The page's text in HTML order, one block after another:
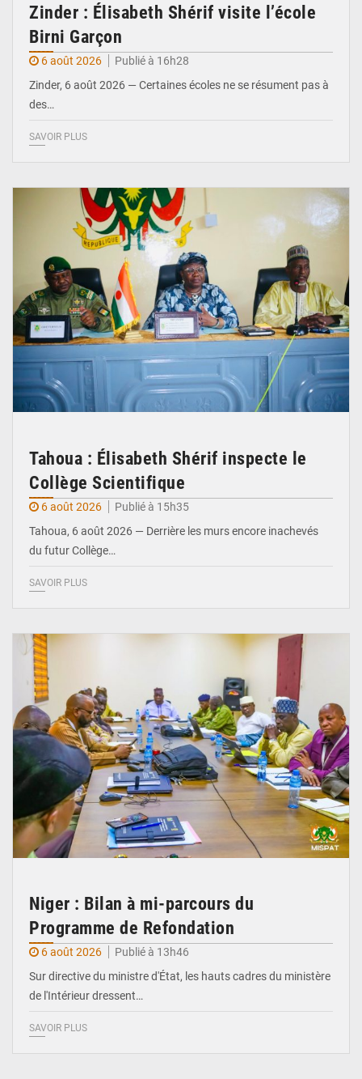
Zinder : Élisabeth Shérif visite l’école
Birni Garçon
6 août 2026
Publié à 16h28
Zinder, 6 août 2026 — Certaines écoles ne se résument pas à
des…
SAVOIR PLUS
Tahoua : Élisabeth Shérif inspecte le
Collège Scientifique
6 août 2026
Publié à 15h35
Tahoua, 6 août 2026 — Derrière les murs encore inachevés
du futur Collège…
SAVOIR PLUS
Niger : Bilan à mi-parcours du
Programme de Refondation
6 août 2026
Publié à 13h46
Sur directive du ministre d'État, les hauts cadres du ministère
de l'Intérieur dressent…
SAVOIR PLUS